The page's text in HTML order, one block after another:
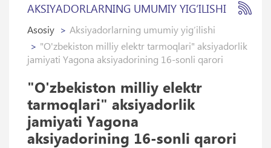
AKSIYADORLARNING UMUMIY YIG‘ILISHI
Asosiy
Aksiyadorlarning umumiy yig‘ilishi
"O'zbekiston milliy elektr tarmoqlari" aksiyadorlik
jamiyati Yagona aksiyadorining 16-sonli qarori
"O'zbekiston milliy elektr
tarmoqlari" aksiyadorlik
jamiyati Yagona
aksiyadorining 16-sonli qarori